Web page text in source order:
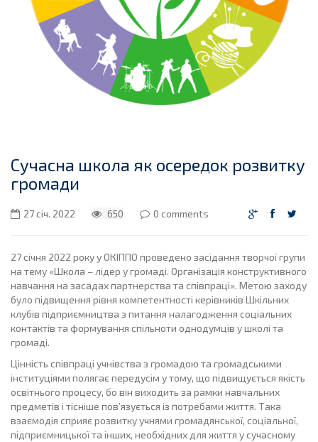
Сучасна школа як осередок розвитку
громади
27 січ. 2022 650 0 comments
27 січня 2022 року у ОКІППО проведено засідання творчої групи
на тему «Школа – лідер у громаді. Організація конструктивного
навчання на засадах партнерства та співпраці». Метою заходу
було підвищення рівня компетентності керівників Шкільних
клубів підприємництва з питання налагодження соціальних
контактів та формування спільноти однодумців у школі та
громаді.
Цінність співпраці учнівства з громадою та громадськими
інституціями полягає передусім у тому, що підвищується якість
освітнього процесу, бо він виходить за рамки навчальних
предметів і тісніше пов’язується із потребами життя. Така
взаємодія сприяє розвитку учнями громадянської, соціальної,
підприємницької та інших, необхідних для життя у сучасному